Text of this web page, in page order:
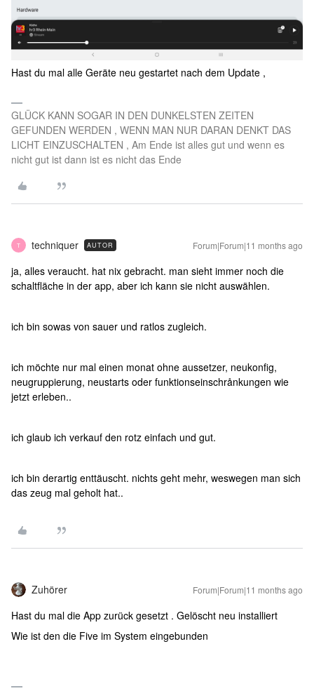
Hast du mal alle Geräte neu gestartet nach dem Update ,
GLÜCK KANN SOGAR IN DEN DUNKELSTEN ZEITEN
GEFUNDEN WERDEN , WENN MAN NUR DARAN DENKT DAS
LICHT EINZUSCHALTEN , Am Ende ist alles gut und wenn es
nicht gut ist dann ist es nicht das Ende
T techniquer AUTOR Forum|Forum|11 months ago
ja, alles veraucht. hat nix gebracht. man sieht immer noch die
schaltfläche in der app, aber ich kann sie nicht auswählen.
ich bin sowas von sauer und ratlos zugleich.
ich möchte nur mal einen monat ohne aussetzer, neukonfig,
neugruppierung, neustarts oder funktionseinschrånkungen wie
jetzt erleben..
ich glaub ich verkauf den rotz einfach und gut.
ich bin derartig enttäuscht. nichts geht mehr, weswegen man sich
das zeug mal geholt hat..
Zuhörer Forum|Forum|11 months ago
Hast du mal die App zurück gesetzt . Gelöscht neu installiert
Wie ist den die Five im System eingebunden